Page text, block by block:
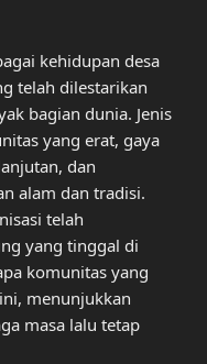
kehidupan desa
telah dilestarikan
bagian dunia. Jenis
yang erat, gaya
dan
alam dan tradisi.
telah
yang tinggal di
komunitas yang
menunjukkan
masa lalu tetap